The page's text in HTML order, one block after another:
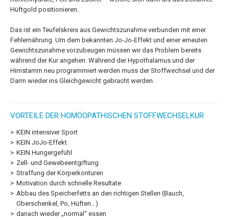
Hüftgold positionieren.
Das ist ein Teufelskreis aus Gewichtszunahme verbunden mit einer
Fehlernährung. Um dem bekannten Jo-Jo-Effekt und einer erneuten
Gewichtszunahme vorzubeugen müssen wir das Problem bereits
während der Kur angehen. Während der Hypothalamus und der
Hirnstamm neu programmiert werden muss der Stoffwechsel und der
Darm wieder ins Gleichgewicht gebracht werden.
VORTEILE DER HOMÖOPATHISCHEN STOFFWECHSELKUR
KEIN intensiver Sport
KEIN JoJo-Effekt
KEIN Hungergefühl
Zell- und Gewebeentgiftung
Straffung der Körperkonturen
Motivation durch schnelle Resultate
Abbau des Speicherfetts an den richtigen Stellen (Bauch,
Oberschenkel, Po, Hüften…)
danach wieder „normal“ essen